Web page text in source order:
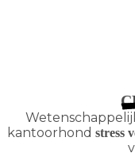
kantoorhond stress